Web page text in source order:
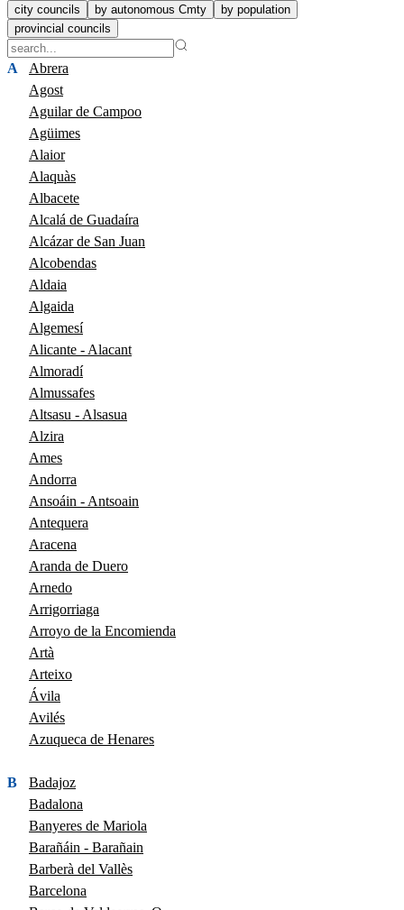
city councils by autonomous Cmty
by population
provincial councils
A
Abrera
Agost
Aguilar de Campoo
Agüimes
Alaior
Alaquàs
Albacete
Alcalá de Guadaíra
Alcázar de San Juan
Alcobendas
Aldaia
Algaida
Algemesí
Alicante - Alacant
Almoradí
Almussafes
Altsasu - Alsasua
Alzira
Ames
Andorra
Ansoáin - Antsoain
Antequera
Aracena
Aranda de Duero
Arnedo
Arrigorriaga
Arroyo de la Encomienda
Artà
Arteixo
Ávila
Avilés
Azuqueca de Henares
B
Badajoz
Badalona
Banyeres de Mariola
Barañáin - Barañain
Barberà del Vallès
Barcelona